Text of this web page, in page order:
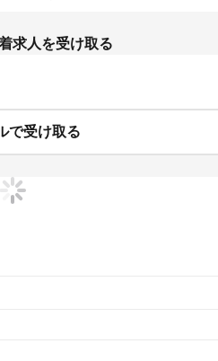
求人を受け取る
で受け取る